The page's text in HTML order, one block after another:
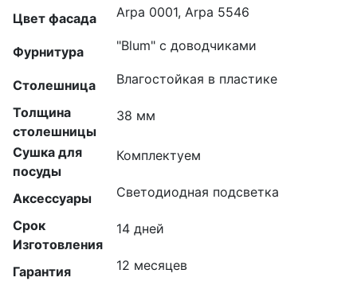
Цвет фасада Arpa 0001, Arpa 5546
Фурнитура "Blum" с доводчиками
Столешница Влагостойкая в пластике
Толщина
столешницы
38 мм
Сушка для
посуды
Комплектуем
Аксессуары Светодиодная подсветка
Срок
Изготовления
14 дней
Гарантия 12 месяцев